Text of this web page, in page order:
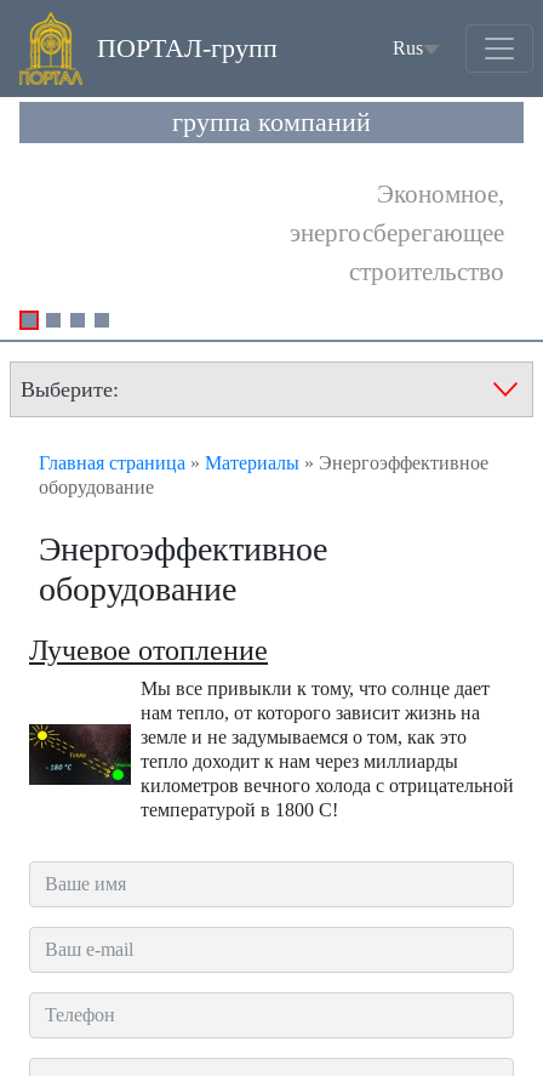
ПОРТАЛ-групп
(current) Rus
группа компаний
Выберите:
Главная страница » Материалы » Энергоэффективное
оборудование
Энергоэффективное
оборудование
Лучевое отопление
Мы все привыкли к тому, что солнце дает
нам тепло, от которого зависит жизнь на
земле и не задумываемся о том, как это
тепло доходит к нам через миллиарды
километров вечного холода с отрицательной
температурой в 1800 С!